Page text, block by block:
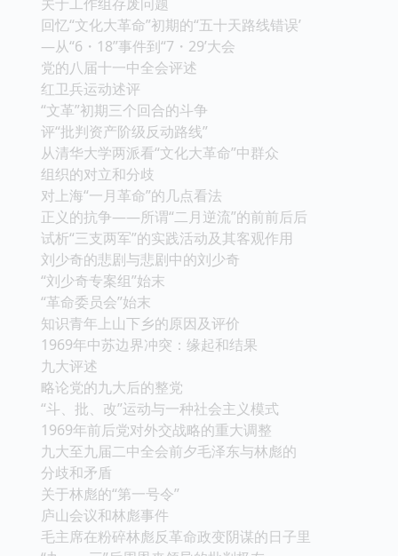
回忆“文化大革命”初期的“五十天路线错误’
―从“6・18”事件到“7・29’大会
党的八届十一中全会评述
红卫兵运动述评
“文革”初期三个回合的斗争
评“批判资产阶级反动路线”
从清华大学两派看“文化大革命”中群众
组织的对立和分歧
对上海“一月革命”的几点看法
正义的抗争――所谓“二月逆流”的前前后后
试析“三支两军”的实践活动及其客观作用
刘少奇的悲剧与悲剧中的刘少奇
“刘少奇专案组”始末
“革命委员会”始末
知识青年上山下乡的原因及评价
1969年中苏边界冲突：缘起和结果
九大评述
略论党的九大后的整党
“斗、批、改”运动与一种社会主义模式
1969年前后党对外交战略的重大调整
九大至九届二中全会前夕毛泽东与林彪的
分歧和矛盾
关于林彪的“第一号令”
庐山会议和林彪事件
毛主席在粉碎林彪反革命政变阴谋的日子里